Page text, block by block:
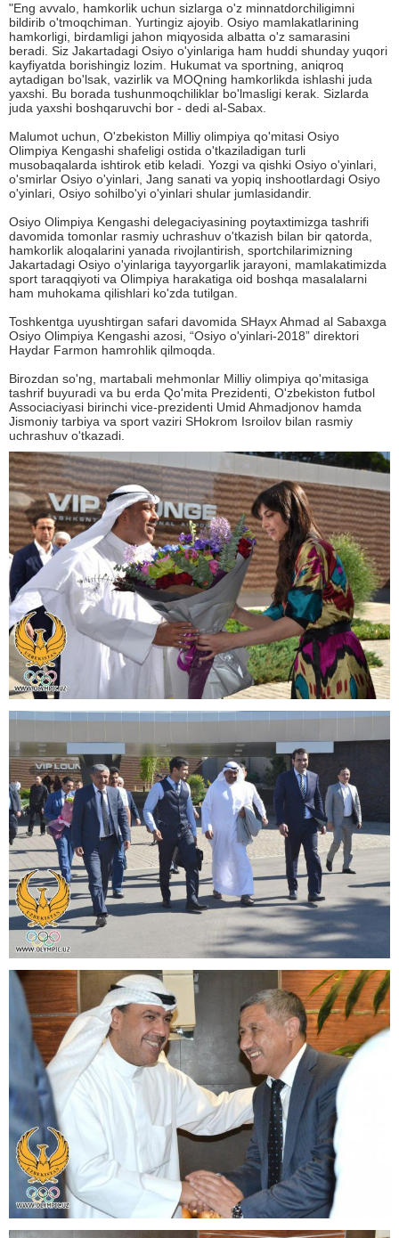
"Eng avvalo, hamkorlik uchun sizlarga o'z minnatdorchiligimni
bildirib o'tmoqchiman. Yurtingiz ajoyib. Osiyo mamlakatlarining
hamkorligi, birdamligi jahon miqyosida albatta o'z samarasini
beradi. Siz Jakartadagi Osiyo o'yinlariga ham huddi shunday yuqori
kayfiyatda borishingiz lozim. Hukumat va sportning, aniqroq
aytadigan bo'lsak, vazirlik va MOQning hamkorlikda ishlashi juda
yaxshi. Bu borada tushunmoqchiliklar bo'lmasligi kerak. Sizlarda
juda yaxshi boshqaruvchi bor - dedi al-Sabax.
Malumot uchun, O'zbekiston Milliy olimpiya qo'mitasi Osiyo
Olimpiya Kengashi shafeligi ostida o'tkaziladigan turli
musobaqalarda ishtirok etib keladi. Yozgi va qishki Osiyo o'yinlari,
o'smirlar Osiyo o'yinlari, Jang sanati va yopiq inshootlardagi Osiyo
o'yinlari, Osiyo sohilbo'yi o'yinlari shular jumlasidandir.
Osiyo Olimpiya Kengashi delegaciyasining poytaxtimizga tashrifi
davomida tomonlar rasmiy uchrashuv o'tkazish bilan bir qatorda,
hamkorlik aloqalarini yanada rivojlantirish, sportchilarimizning
Jakartadagi Osiyo o'yinlariga tayyorgarlik jarayoni, mamlakatimizda
sport taraqqiyoti va Olimpiya harakatiga oid boshqa masalalarni
ham muhokama qilishlari ko'zda tutilgan.
Toshkentga uyushtirgan safari davomida SHayx Ahmad al Sabaxga
Osiyo Olimpiya Kengashi azosi, “Osiyo o'yinlari-2018” direktori
Haydar Farmon hamrohlik qilmoqda.
Birozdan so'ng, martabali mehmonlar Milliy olimpiya qo'mitasiga
tashrif buyuradi va bu erda Qo'mita Prezidenti, O'zbekiston futbol
Associaciyasi birinchi vice-prezidenti Umid Ahmadjonov hamda
Jismoniy tarbiya va sport vaziri SHokrom Isroilov bilan rasmiy
uchrashuv o'tkazadi.